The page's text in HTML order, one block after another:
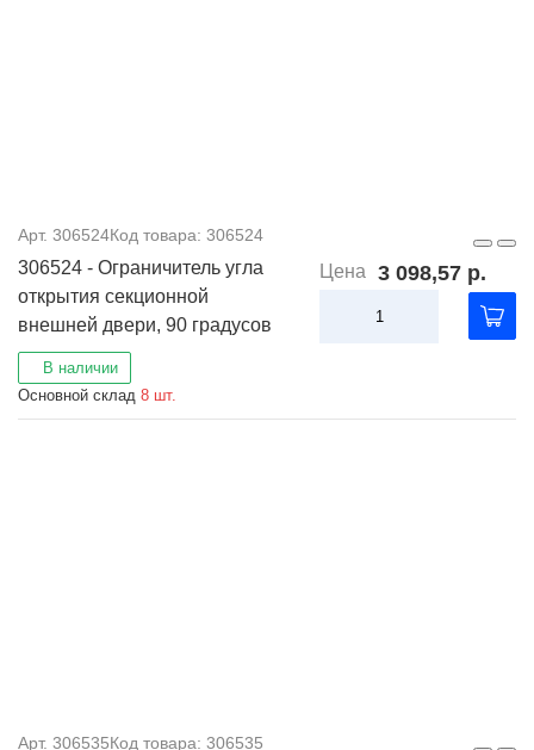
Арт. 306524Код товара: 306524
306524 - Ограничитель угла
открытия секционной
внешней двери, 90 градусов
В наличии
Основной склад 8 шт.
Цена 3 098,57 р.
Арт. 306535Код товара: 306535